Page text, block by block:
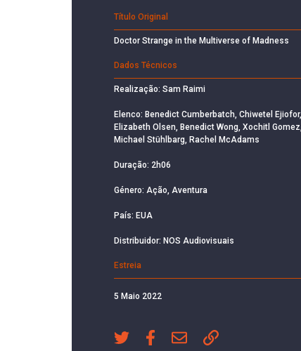
Título Original
Doctor Strange in the Multiverse of Madness
Dados Técnicos
Realização: Sam Raimi
Elenco: Benedict Cumberbatch, Chiwetel Ejiofor,
Elizabeth Olsen, Benedict Wong, Xochitl Gomez,
Michael Stühlbarg, Rachel McAdams
Duração: 2h06
Género: Ação, Aventura
País: EUA
Distribuidor: NOS Audiovisuais
Estreia
5 Maio 2022